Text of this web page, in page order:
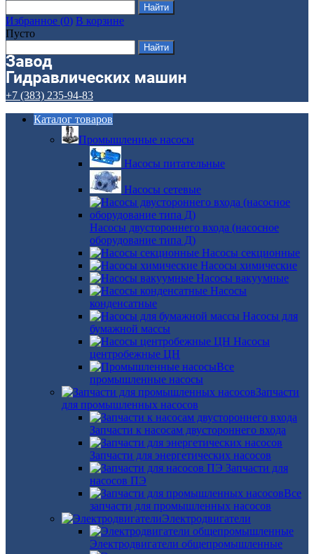
Избранное (0) В корзине
Пусто
+7 (383) 235-94-83
Каталог товаров
Промышленные насосы
Насосы питательные
Насосы сетевые
Насосы двустороннего входа (насосное
оборудование типа Д)
Насосы секционные
Насосы химические
Насосы вакуумные
Насосы
конденсатные
Насосы для
бумажной массы
Насосы
центробежные ЦН
Все
промышленные насосы
Запчасти
для промышленных насосов
Запчасти к насосам двустороннего входа
Запчасти для энергетических насосов
Запчасти для
насосов ПЭ
Все
запчасти для промышленных насосов
Электродвигатели
Электродвигатели общепромышленные